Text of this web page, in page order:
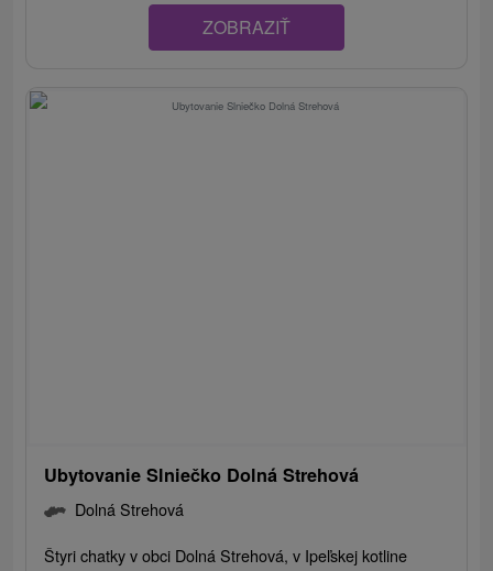
ZOBRAZIŤ
Ubytovanie Slniečko Dolná Strehová
Dolná Strehová
Štyri chatky v obci Dolná Strehová, v Ipeľskej kotline